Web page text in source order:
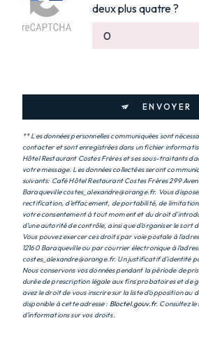
deux plus quatre ?
ENVOYER
** Les données personnelles communiquées sont
contacter et sont enregistrées dans un fichier
Hôtel Restaurant Costes Frères et ses sous-traitants
votre message. Les données collectées seront
suivants: Café Hôtel Restaurant Costes Frères 299
Baraqueville costes_alexandre@orange.fr. Vous
rectification, d’effacement, de portabilité, de
votre consentement à tout moment et du droit
d’une autorité de contrôle, ainsi que d’organiser le
Vous pouvez exercer ces droits par voie postale à
12160 Baraqueville ou par courrier électronique à
costes_alexandre@orange.fr. Un justificatif d'identité
Nous conservons vos données pendant la période de
durée de prescription légale aux fins probatoires et de
avez le droit de vous inscrire sur la liste d'opposition au
disponible à cette adresse : Bloctel.gouv.fr. Consultez
d’informations sur vos droits.